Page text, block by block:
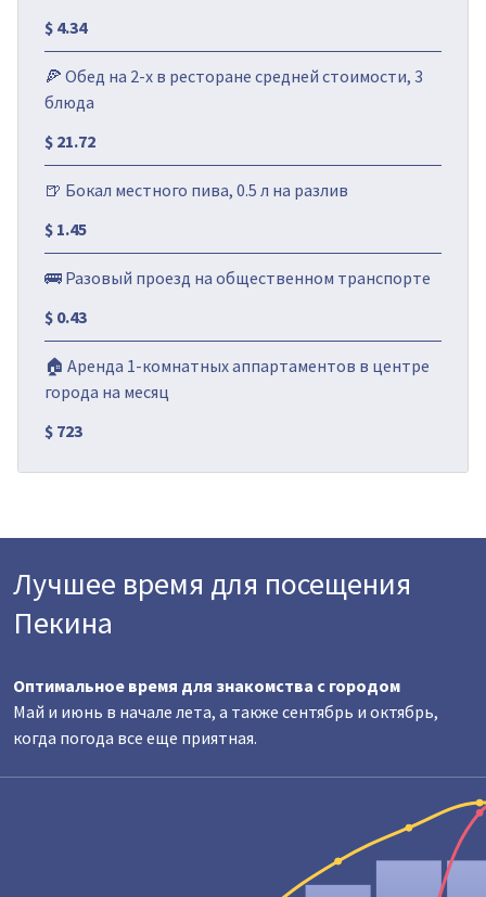
$ 4.34
🍕 Обед на 2-х в ресторане средней стоимости, 3
блюда
$ 21.72
🍺 Бокал местного пива, 0.5 л на разлив
$ 1.45
🚌 Разовый проезд на общественном транспорте
$ 0.43
🏠 Аренда 1-комнатных аппартаментов в центре
города на месяц
$ 723
Лучшее время для посещения
Пекина
Оптимальное время для знакомства с городом
Май и июнь в начале лета, а также сентябрь и октябрь,
когда погода все еще приятная.